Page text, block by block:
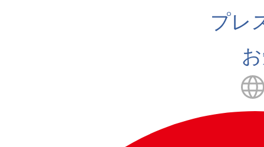
プレ